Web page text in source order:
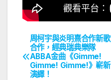
文
章
周柯宇與炎明熹合作新歌
合作，經典瑞典樂隊
ABBA金曲《Gimme!
Gimme! Gimme!》嶄新
演繹！